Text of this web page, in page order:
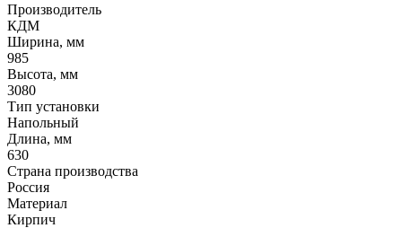
Производитель
КДМ
Ширина, мм
985
Высота, мм
3080
Тип установки
Напольный
Длина, мм
630
Страна производства
Россия
Материал
Кирпич